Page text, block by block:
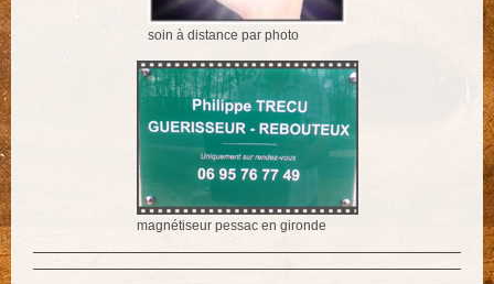
soin à distance par photo
magnétiseur pessac en gironde